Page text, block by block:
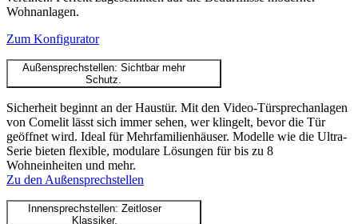
Wohnanlagen.
Zum Konfigurator
Außensprechstellen: Sichtbar mehr
Schutz.
Sicherheit beginnt an der Haustür. Mit den Video-Türsprechanlagen
von Comelit lässt sich immer sehen, wer klingelt, bevor die Tür
geöffnet wird. Ideal für Mehrfamilienhäuser. Modelle wie die Ultra-
Serie bieten flexible, modulare Lösungen für bis zu 8
Wohneinheiten und mehr.
Zu den Außensprechstellen
Innensprechstellen: Zeitloser
Klassiker.